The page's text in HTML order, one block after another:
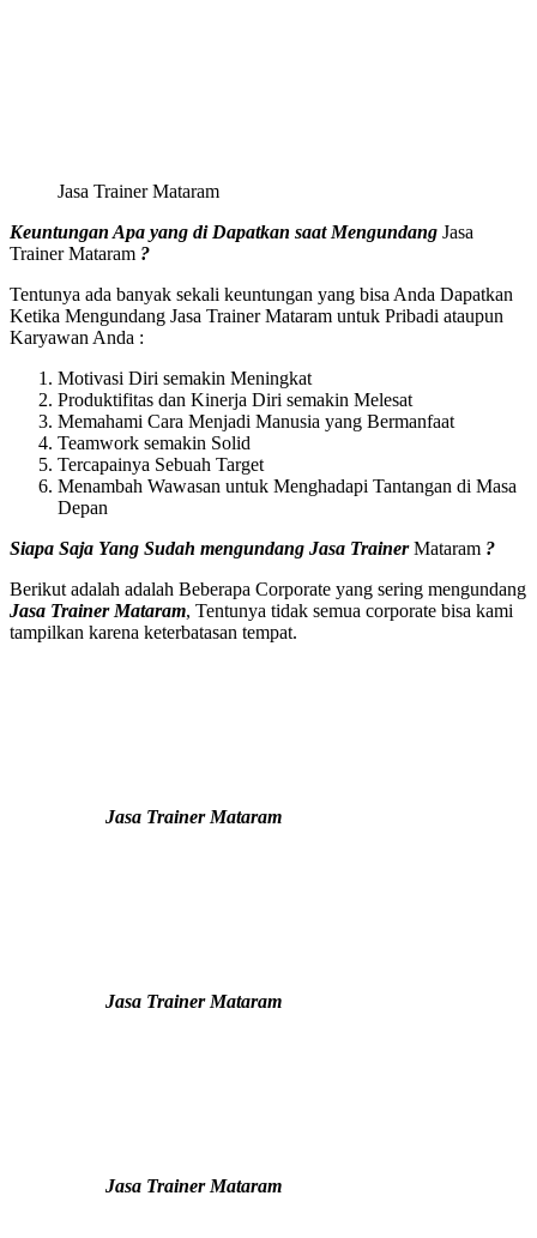
Jasa Trainer Mataram
Keuntungan Apa yang di Dapatkan saat Mengundang Jasa
Trainer Mataram ?
Tentunya ada banyak sekali keuntungan yang bisa Anda Dapatkan
Ketika Mengundang Jasa Trainer Mataram untuk Pribadi ataupun
Karyawan Anda :
Motivasi Diri semakin Meningkat
Produktifitas dan Kinerja Diri semakin Melesat
Memahami Cara Menjadi Manusia yang Bermanfaat
Teamwork semakin Solid
Tercapainya Sebuah Target
Menambah Wawasan untuk Menghadapi Tantangan di Masa
Depan
Siapa Saja Yang Sudah mengundang Jasa TrainerMataram ?
Berikut adalah adalah Beberapa Corporate yang sering mengundang
Jasa Trainer Mataram, Tentunya tidak semua corporate bisa kami
tampilkan karena keterbatasan tempat.
Jasa Trainer Mataram
Jasa Trainer Mataram
Jasa Trainer Mataram